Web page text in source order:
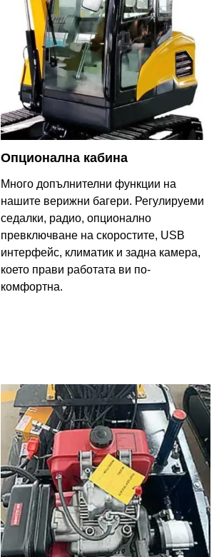
Опционална кабина
Много допълнителни функции на
нашите верижни багери. Регулируеми
седалки, радио, опционално
превключване на скоростите, USB
интерфейс, климатик и задна камера,
което прави работата ви по-
комфортна.